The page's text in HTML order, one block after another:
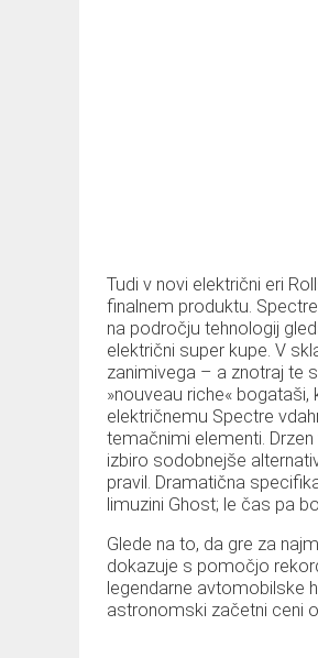
Tudi v novi električni eri
finalnem produktu.
na področju tehnologij
električni super kupe. V
zanimivega – a znotraj te
»nouveau riche«
električnemu Spectre
temačnimi elementi.
izbiro sodobnejše
pravil. Dramatična
limuzini Ghost; le čas pa
Glede na to, da gre za
dokazuje s pomočjo
legendarne avtomobilske
astronomski začetni ceni